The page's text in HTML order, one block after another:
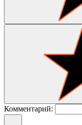
Комментарий: